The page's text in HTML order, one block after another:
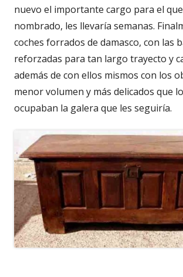
nuevo el importante cargo para el
nombrado, les llevaría semanas.
coches forrados de damasco, con las
reforzadas para tan largo trayecto y
además de con ellos mismos con los
menor volumen y más delicados que
ocupaban la galera que les seguiría.